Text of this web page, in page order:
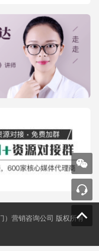
营销咨询公司 版权所有